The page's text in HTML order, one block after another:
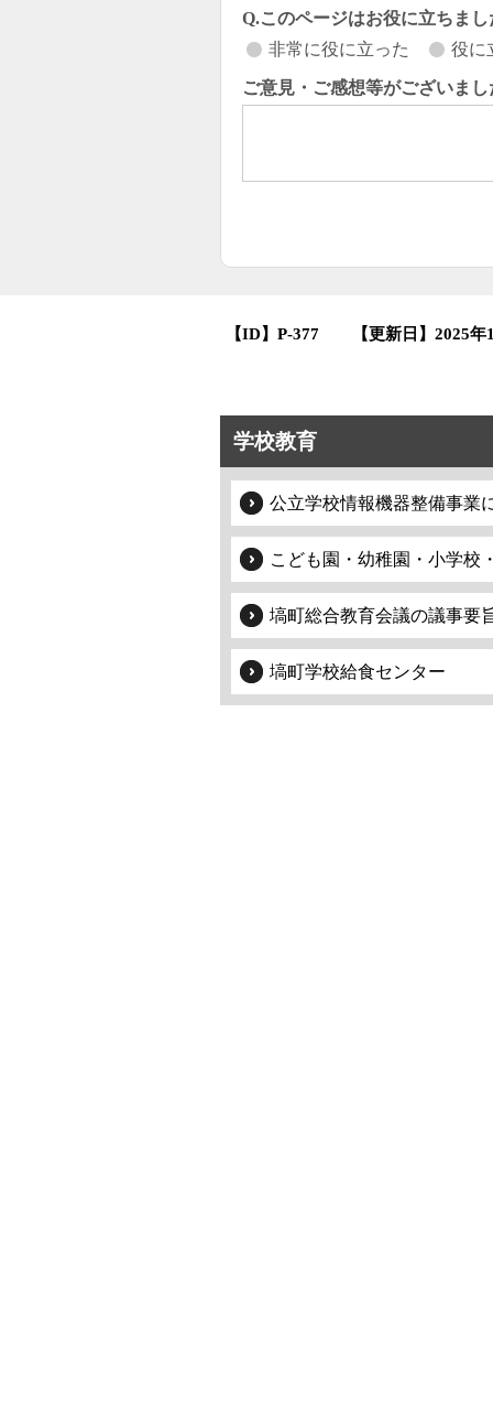
Q.このページはお役に立ちまし
非常に役に立った
役に
ご意見・ご感想等がございま
【ID】 P-377 【更新日】 2025年
学校教育
公立学校情報機器整備事業
こども園・幼稚園・小学校
塙町総合教育会議の議事要
塙町学校給食センター